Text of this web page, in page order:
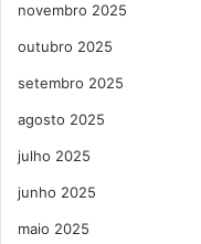
novembro 2025
outubro 2025
setembro 2025
agosto 2025
julho 2025
junho 2025
maio 2025